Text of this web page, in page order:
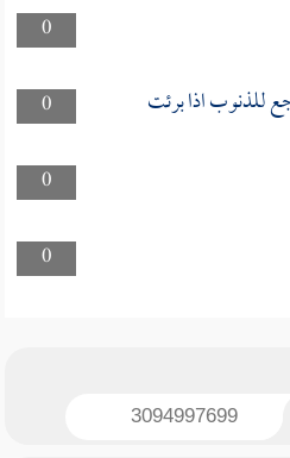
0
0
للذنوب اذا برئت
0
0
3094997699